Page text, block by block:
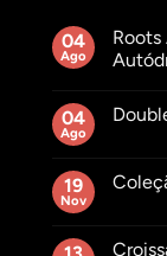
04
Ago
Roots
em
Hybrid
Day
04
Ago
Double
19
Nov
Coleção